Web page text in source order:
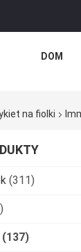
DOM
na fiolki
(311)
(137)